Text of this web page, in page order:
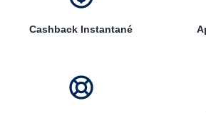
Cashback Instantané